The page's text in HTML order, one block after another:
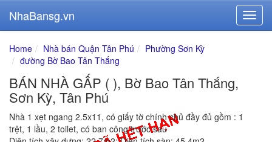
NhaBansg.vn
Home Nhà bán Quận Tân Phú
Phường Sơn Kỳ
đường Bờ Bao Tân Thắng
BÁN NHÀ GẤP ( ), Bờ Bao Tân Thắng,
Sơn Kỳ, Tân Phú
Nhà 1 xẹt ngang 2.5x11, có giấy tờ chính chủ đầy đủ gồm : 1
trệt, 1 lầu, 2 toilet, có ban công trước sau